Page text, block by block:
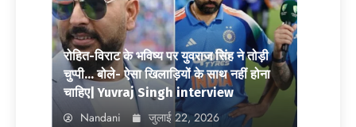
रोहित-विराट के भविष्य पर युवराज सिंह ने तोड़ी
चुप्पी… बोले- ऐसा खिलाड़ियों के साथ नहीं होना
चाहिए| Yuvraj Singh interview
Nandani जुलाई 22, 2026